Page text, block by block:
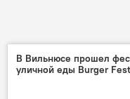
В Вильнюсе прошел
уличной еды Burger Fest